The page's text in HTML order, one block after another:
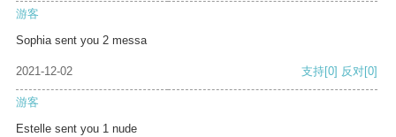
游客
Sophia sent you 2 messa
2021-12-02 支持[0] 反对[0]
游客
Estelle sent you 1 nude